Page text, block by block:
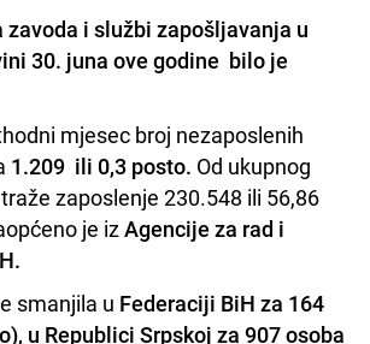
i službi zapošljavanja u
30. juna ove godine bilo je
mjesec broj nezaposlenih
1.209 ili 0,3 posto. Od ukupnog
zaposlenje 230.548 ili 56,86
je izAgencije za rad i
smanjila u Federaciji BiH za 164
u Republici Srpskoj za 907 osoba